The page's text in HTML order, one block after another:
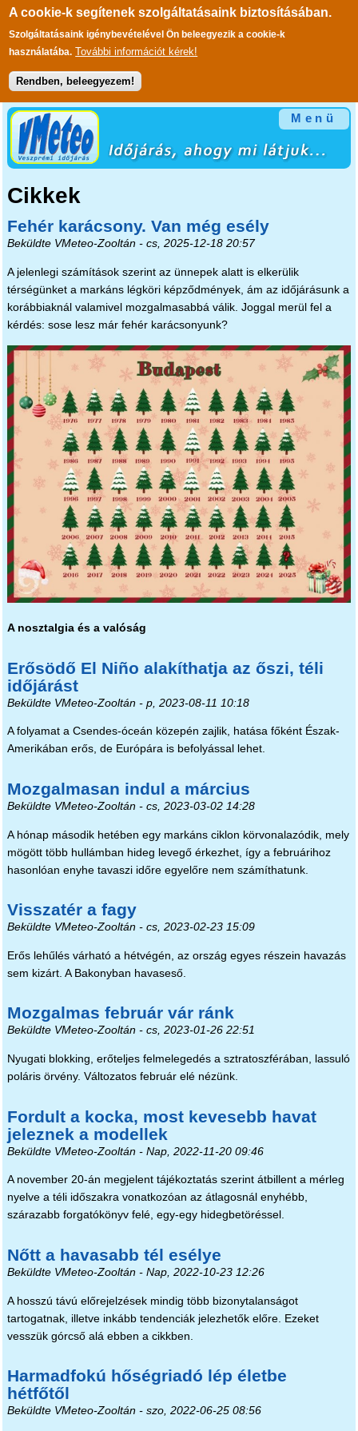
A cookie-k segítenek szolgáltatásaink biztosításában.
Szolgáltatásaink igénybevételével Ön beleegyezik a cookie-k
használatába. További információt kérek!
Rendben, beleegyezem!
Ugrás a tartalomra
Menü
Cikkek
Fehér karácsony. Van még esély
Beküldte VMeteo-Zooltán- cs, 2025-12-18 20:57
A jelenlegi számítások szerint az ünnepek alatt is elkerülik
térségünket a markáns légköri képződmények, ám az időjárásunk a
korábbiaknál valamivel mozgalmasabbá válik. Joggal merül fel a
kérdés: sose lesz már fehér karácsonyunk?
A nosztalgia és a valóság
Erősödő El Niño alakíthatja az őszi, téli
időjárást
Beküldte VMeteo-Zooltán- p, 2023-08-11 10:18
A folyamat a Csendes-óceán közepén zajlik, hatása főként Észak-
Amerikában erős, de Európára is befolyással lehet.
Mozgalmasan indul a március
Beküldte VMeteo-Zooltán- cs, 2023-03-02 14:28
A hónap második hetében egy markáns ciklon körvonalazódik, mely
mögött több hullámban hideg levegő érkezhet, így a februárihoz
hasonlóan enyhe tavaszi időre egyelőre nem számíthatunk.
Visszatér a fagy
Beküldte VMeteo-Zooltán- cs, 2023-02-23 15:09
Erős lehűlés várható a hétvégén, az ország egyes részein havazás
sem kizárt. A Bakonyban havaseső.
Mozgalmas február vár ránk
Beküldte VMeteo-Zooltán- cs, 2023-01-26 22:51
Nyugati blokking, erőteljes felmelegedés a sztratoszférában, lassuló
poláris örvény. Változatos február elé nézünk.
Fordult a kocka, most kevesebb havat
jeleznek a modellek
Beküldte VMeteo-Zooltán- Nap, 2022-11-20 09:46
A november 20-án megjelent tájékoztatás szerint átbillent a mérleg
nyelve a téli időszakra vonatkozóan az átlagosnál enyhébb,
szárazabb forgatókönyv felé, egy-egy hidegbetöréssel.
Nőtt a havasabb tél esélye
Beküldte VMeteo-Zooltán- Nap, 2022-10-23 12:26
A hosszú távú előrejelzések mindig több bizonytalanságot
tartogatnak, illetve inkább tendenciák jelezhetők előre. Ezeket
vesszük górcső alá ebben a cikkben.
Harmadfokú hőségriadó lép életbe
hétfőtől
Beküldte VMeteo-Zooltán- szo, 2022-06-25 08:56